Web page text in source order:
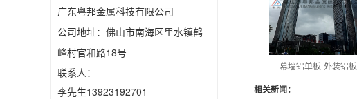
广东粤邦金属科技有限公司
公司地址：佛山市南海区里水镇鹤
峰村官和路18号
联系人：
李先生13923192701
幕墙铝单板-外装铝板
相关新闻：